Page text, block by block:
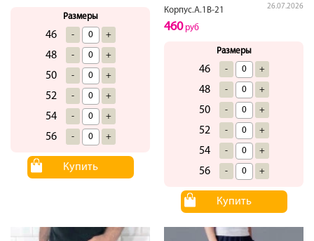
Размеры
46 - +
48 - +
50 - +
52 - +
54 - +
56 - +
Купить
Корпус.А.1В-21
26.07.2026
460руб
Размеры
46 - +
48 - +
50 - +
52 - +
54 - +
56 - +
Купить